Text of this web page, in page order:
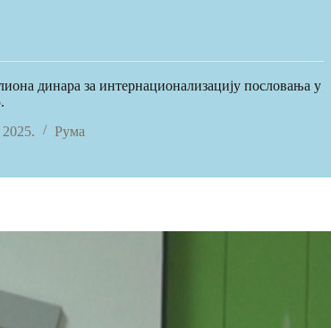
.
N
динара за интернационализацију пословања у
Рума